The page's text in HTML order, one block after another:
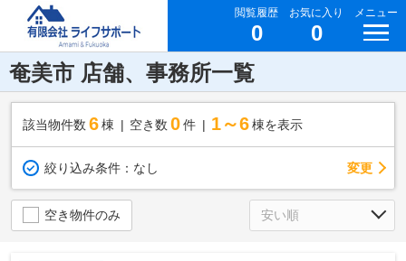
閲覧履歴
0
お気に入り
0
メニュー
奄美市 店舗、事務所一覧
該当物件数 6棟 空き数 0 件 1～6 棟を表示
絞り込み条件： なし 変更
空き物件のみ